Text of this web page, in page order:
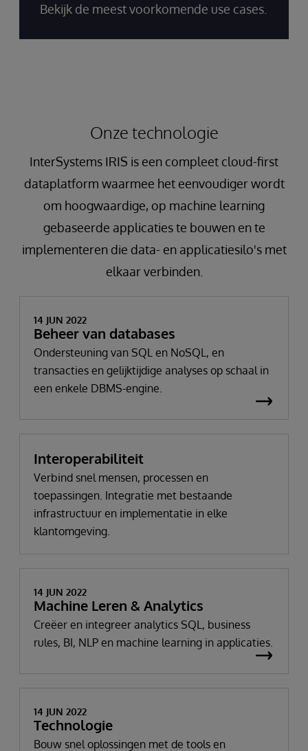
Bekijk de meest voorkomende use cases.
Onze technologie
InterSystems IRIS is een compleet cloud-first
dataplatform waarmee het eenvoudiger wordt
om hoogwaardige, op machine learning
gebaseerde applicaties te bouwen en te
implementeren die data- en applicatiesilo's met
elkaar verbinden.
14 JUN 2022
Beheer van databases
Ondersteuning van SQL en NoSQL, en
transacties en gelijktijdige analyses op schaal in
een enkele DBMS-engine.
Interoperabiliteit
Verbind snel mensen, processen en
toepassingen. Integratie met bestaande
infrastructuur en implementatie in elke
klantomgeving.
14 JUN 2022
Machine Leren & Analytics
Creëer en integreer analytics SQL, business
rules, BI, NLP en machine learning in applicaties.
14 JUN 2022
Technologie
Bouw snel oplossingen met de tools en